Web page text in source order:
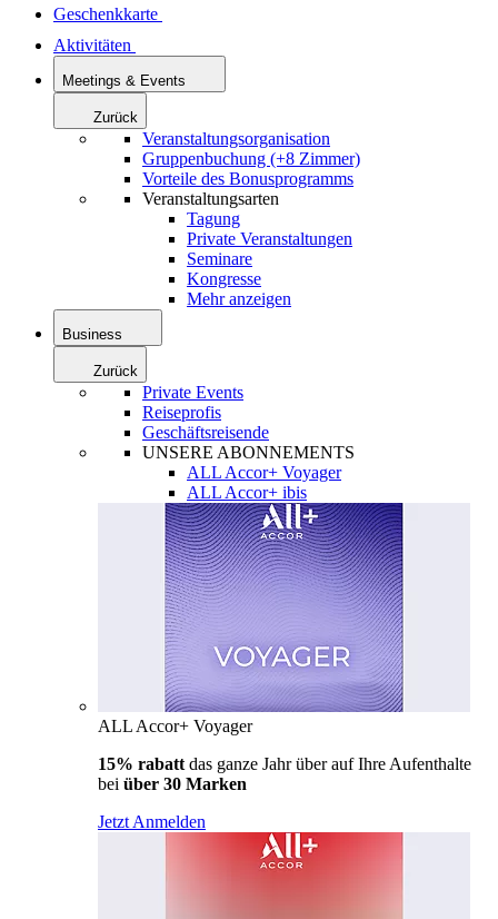
Geschenkkarte
Aktivitäten
Meetings & Events
Zurück
Veranstaltungsorganisation
Gruppenbuchung (+8 Zimmer)
Vorteile des Bonusprogramms
Veranstaltungsarten
Tagung
Private Veranstaltungen
Seminare
Kongresse
Mehr anzeigen
Business
Zurück
Private Events
Reiseprofis
Geschäftsreisende
UNSERE ABONNEMENTS
ALL Accor+ Voyager
ALL Accor+ ibis
ALL Accor+ Voyager
15% rabatt das ganze Jahr über auf Ihre Aufenthalte
bei über 30 Marken
Jetzt Anmelden